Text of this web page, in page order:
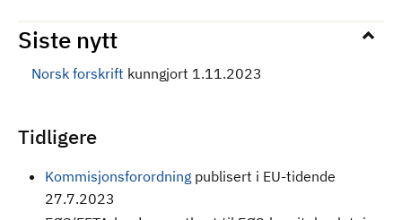
Siste nytt
Norsk forskrift kunngjort 1.11.2023
Tidligere
Kommisjonsforordning publisert i EU-tidende
27.7.2023